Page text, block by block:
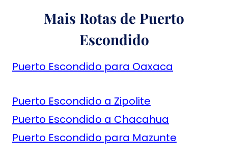
Mais Rotas de Puerto
Escondido
Puerto Escondido para Oaxaca
Puerto Escondido a Zipolite
Puerto Escondido a Chacahua
Puerto Escondido para Mazunte